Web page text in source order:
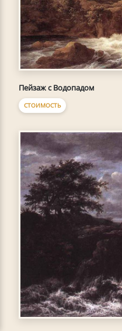
Пейзаж с Водопадом
СТОИМОСТЬ